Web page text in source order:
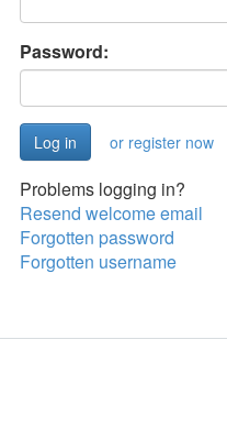
Password:
or register now
Problems logging in?
Resend welcome email
Forgotten password
Forgotten username